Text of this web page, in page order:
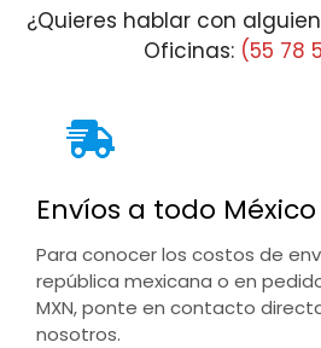
¿Quieres hablar con
Oficinas: (55 78
Envíos a todo México
Para conocer los costos de
república mexicana o en
MXN, ponte en contacto
nosotros.